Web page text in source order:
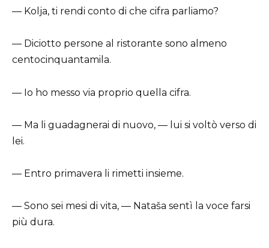
— Kolja, ti rendi conto di che cifra parliamo?
— Diciotto persone al ristorante sono almeno
centocinquantamila.
— Io ho messo via proprio quella cifra.
— Ma li guadagnerai di nuovo, — lui si voltò verso di
lei.
— Entro primavera li rimetti insieme.
— Sono sei mesi di vita, — Nataša sentì la voce farsi
più dura.